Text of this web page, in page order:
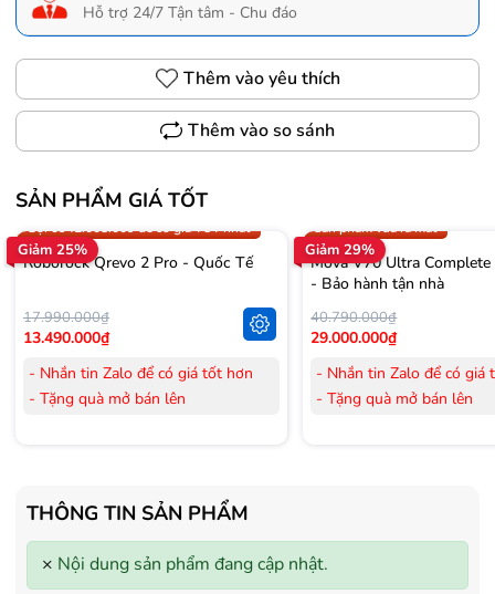
Hỗ trợ 24/7 Tận tâm - Chu đáo
Thêm vào yêu thích
Thêm vào so sánh
SẢN PHẨM GIÁ TỐT
Giảm 25%
Trợ giá 300.000đ
Gọi 0942.008.009 để có giá TỐT nhất
Roborock Qrevo 2 Pro - Quốc Tế
17.990.000₫
13.490.000₫
- Nhắn tin Zalo để có giá tốt hơn
- Tặng quà mở bán lên
- Tặng Voucher trị giá
150.000đ
mua Máy lọc Không khí
- Cam kết hàng mới 100%.
- Lắp đặt, HDSD tại nhà nội thành
Giảm 29%
Sản phẩm vừa ra mắt
Mova V70 Ultra
- Bảo hành tận nhà
40.790.000₫
29.000.000₫
- Nhắn tin Zalo để có giá
- Tặng quà mở bán lên
- Cam kết hàng mới
- Lắp đặt, HDSD tại nhà
THÔNG TIN SẢN PHẨM
× Nội dung sản phẩm đang cập nhật.